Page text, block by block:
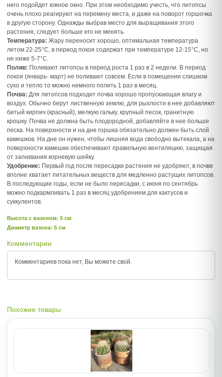
него подойдет южное окно. При этом необходимо учесть, что литопсы
очень плохо реагируют на перемену места, и даже на поворот горшочка
в другую сторону. Однажды выбрав место для выращивания этого
растения, следует больше его не менять.
Температура: Жару переносит хорошо, оптимальная температура
летом 22-25°C, в период покоя содержат при температуре 12-15°C, но
не ниже 5-7°C.
Полив: Поливают литопсы в период роста 1 раз в 2 недели. В период
покоя (январь- март) не поливают совсем. Если в помещении слишком
сухо и тепло то можно немного полить 1 раз в месяц.
Почва: Для литопсов подходит почва хорошо пропускающая влагу и
воздух. Обычно берут лиственную землю, для рыхлости в нее добавляют
битый кирпич (красный), мелкую гальку, крупный песок, гранитную
крошку. Почва не должна быть плодородной, добавляйте в нее больше
песка. На поверхности и на дне горшка обязательно должен быть слой
камешков. На дне он нужен, чтобы лишняя вода свободно вытекала, а на
поверхности камешки обеспечивают правильную вентиляцию, защищая
от загнивания корневую шейку.
Удобрение: Первый год после пересадки растения не удобряют, в почве
вполне хватает питательных веществ для медленно растущих литопсов.
В последующие годы, если не было пересадки, с июня по сентябрь
можно подкармливать 1 раз в месяц удобрением для кактусов и
суккулентов.
Высота c вазоном: 5 см
Диаметр вазона: 5 см
Комментарии
Комментариев пока нет, Вы можете свой.
Похожие товары